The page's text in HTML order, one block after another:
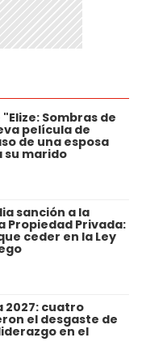
Sombras de
película de
de una esposa
su marido
sanción a la
Propiedad Privada:
ceder en la Ley
2027: cuatro
el desgaste de
en el